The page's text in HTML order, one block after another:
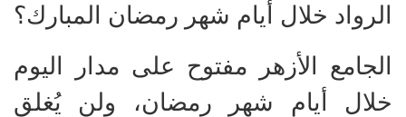
الرواد خلال أيام شهر رمضان المبارك؟
الجامع الأزهر مفتوح على مدار اليوم
خلال أيام شهر رمضان، ولن يُغلق